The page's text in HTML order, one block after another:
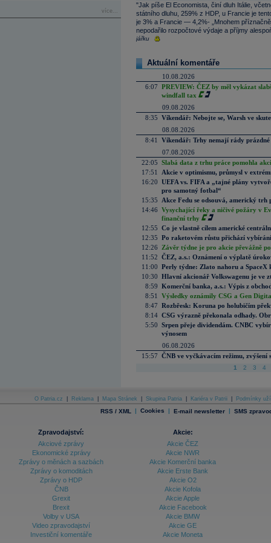
více...
"Jak píše El Economista, činí dluh Itálie,
státního dluhu, 259% z HDP, u Francie je
je 3% a Francie — 4,2%- „Mnohem
nepodařilo rozpočtové výdaje a příjmy
jářku
Aktuální komentáře
10.08.2026
6:07 PREVIEW: ČEZ by měl vykázat
windfall tax
09.08.2026
8:35 Víkendář: Nebojte se, Warsh ve
08.08.2026
8:41
Víkendář: Trhy nemají rády prázdné
07.08.2026
22:05 Slabá data z trhu práce pomohla
17:51
Akcie v optimismu, průmysl v
16:20 UEFA vs. FIFA a „tajné plány
pro samotný fotbal“
15:35
Akce Fedu se odsouvá, americký
14:46 Vysychající řeky a ničivé požáry v
finanční trhy
12:55 Co je vlastně cílem americké
12:35 Po raketovém růstu přichází
12:26
Závěr týdne je pro akcie převážně
11:52 ČEZ, a.s.: Oznámení o výplatě
11:00 Perly týdne: Zlato nahoru a SpaceX
10:30 Hlavní akcionář Volkswagenu je ve
8:59 Komerční banka, a.s.: Výpis z
8:51
Výsledky oznámily CSG a Gen
8:47 Rozbřesk: Koruna po holubičím
8:14 CSG výrazně překonala odhady.
5:50 Srpen přeje dividendám. CNBC
výnosem
06.08.2026
15:57 ČNB ve vyčkávacím režimu, zvýšení
1 2 3 4
O Patria.cz Reklama Mapa Stránek Skupina Patria Kariéra v Patrii Podmínky
RSS / XML | Cookies | E-mail newsletter | SMS
Zpravodajství:
Akciové zprávy
Ekonomické zprávy
Zprávy o měnách a sazbách
Zprávy o komoditách
Zprávy o HDP
ČNB
Grexit
Brexit
Volby v USA
Video zpravodajství
Investiční komentáře
Akcie:
Akcie ČEZ
Akcie NWR
Akcie Komerční banka
Akcie Erste Bank
Akcie O2
Akcie Kofola
Akcie Apple
Akcie Facebook
Akcie BMW
Akcie GE
Akcie Moneta